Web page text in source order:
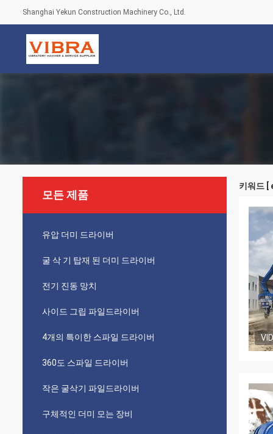
Shanghai Yekun Construction Machinery Co., Ltd.
모든 제품
유압 더미 드라이버
굴 삭 기 탑재 된 더미 드라이버
전기 진동 망치
사이드 그립 파일드라이버
4개의 특이한 스파일 드라이버
360도 스파일 드라이버
작은 굴삭기 파일드라이버
구체적인 더미 모는 장비
키워드